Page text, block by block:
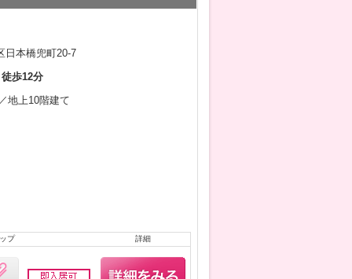
日本橋兜町20-7
歩12分
地上10階建て
プ 詳細